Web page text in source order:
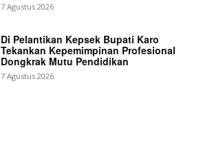
7 Agustus 2026
Di Pelantikan Kepsek Bupati Karo
Tekankan Kepemimpinan Profesional
Dongkrak Mutu Pendidikan
7 Agustus 2026